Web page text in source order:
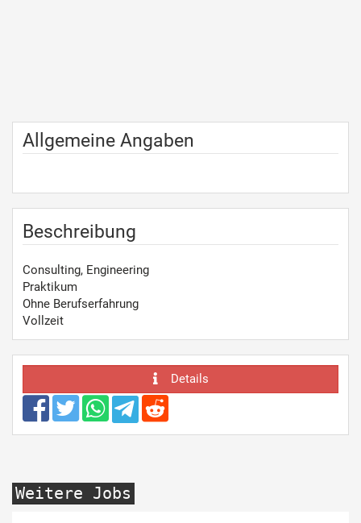
Allgemeine Angaben
Beschreibung
Consulting, Engineering
Praktikum
Ohne Berufserfahrung
Vollzeit
Details
Weitere Jobs